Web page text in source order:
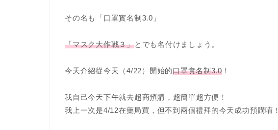
その名も「口罩實名制3.0」
「マスク大作戦３」とでも名付けましょう。
今天介紹從今天（4/22）開始的口罩實名制3.0 ！
我自己今天下午就去超商預購，超簡單超方便！
我上一次是4/12在藥局買，但不到兩個禮拜的今天成功預購唷！